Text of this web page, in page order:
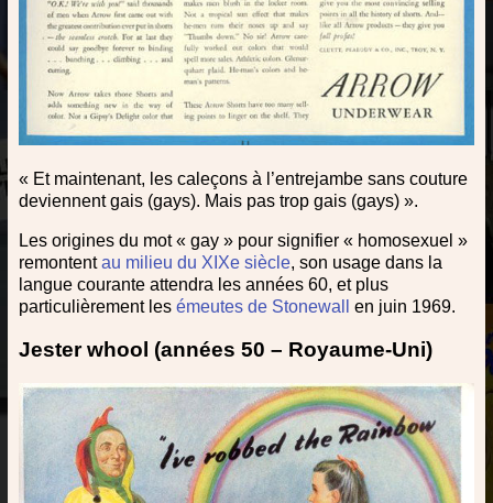
« Et maintenant, les caleçons à l’entrejambe sans couture
deviennent gais (gays). Mais pas trop gais (gays) ».
Les origines du mot « gay » pour signifier « homosexuel »
remontentau milieu du XIXe siècle, son usage dans la
langue courante attendra les années 60, et plus
particulièrement les émeutes de Stonewall en juin 1969.
Jester whool (années 50 – Royaume-Uni)